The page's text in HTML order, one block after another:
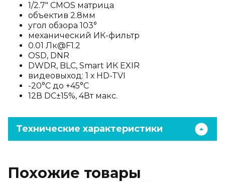
1/2.7" CMOS матрица
объектив 2.8мм
угол обзора 103°
механический ИК-фильтр
0.01 Лк@F1.2
OSD, DNR
DWDR, BLC, Smart ИК EXIR
видеовыход: 1 х HD-TVI
-20°С до +45°С
12В DC±15%, 4Вт макс.
Технические характеристики
Похожие товары